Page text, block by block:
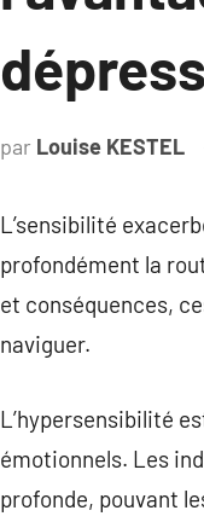
par Louise KESTEL
L’sensibilité
profondément la
et conséquences,
naviguer.
L’hypersensibilité
émotionnels. Les
profonde, pouvant